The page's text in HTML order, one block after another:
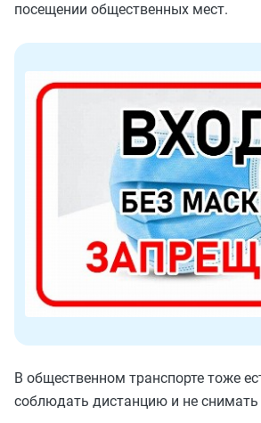
посещении общественных мест.
В общественном транспорте тоже
соблюдать дистанцию и не снимать